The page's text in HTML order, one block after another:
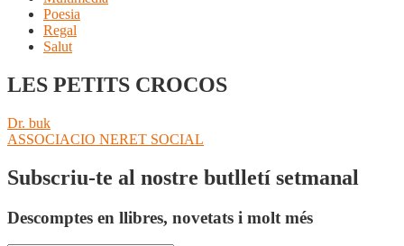
Poesia
Regal
Salut
LES PETITS CROCOS
Navegació
d'entrades
Entrada
anterior:
Dr. buk
Pròxima
ASSOCIACIO NERET SOCIAL
Subscriu-te al nostre butlletí setmanal
Descomptes en llibres, novetats i molt més